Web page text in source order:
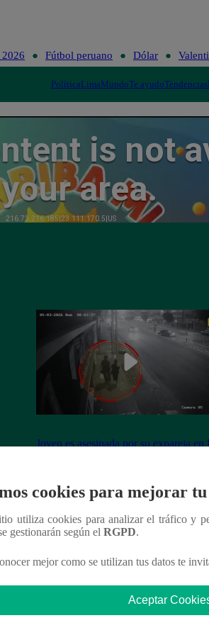
2026 Fútbol peruano Dólar
PolíticaLimaMundoTe ayudoTendencias
Joven es asesinada por su expareja en
interesar
cookies para mejorar
utiliza cookies para analizar el tráfico y
gestionarán según el RGPD.
mejor como se utilizan tus datos te
Aceptar